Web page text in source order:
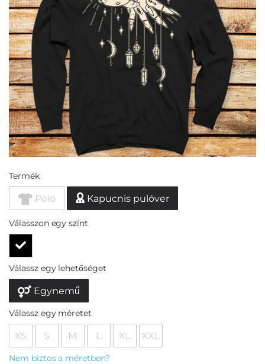
Termék
Póló Kapucnis pulóver
Válasszon egy színt
Válassz egy lehetőséget
Egynemű
Válassz egy méretet
XS S M L XL XXL
Nem biztos a méretben?